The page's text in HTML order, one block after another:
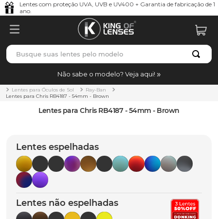
Lentes com proteção UVA, UVB e UV400 + Garantia de fabricação de 1
ano.
Busque suas lentes pelo modelo
Não sabe o modelo? Veja aqui!
Lentes para Óculos de Sol
Ray-Ban
Lentes para Chris RB4187 - 54mm - Brown
Lentes para Chris RB4187 - 54mm - Brown
Lentes espelhadas
Lentes não espelhadas
TERMOS MAIS BUSCADOS
1º borrachas
holbrook
5º chaves
6º t-shock
7º latch
8º gasket